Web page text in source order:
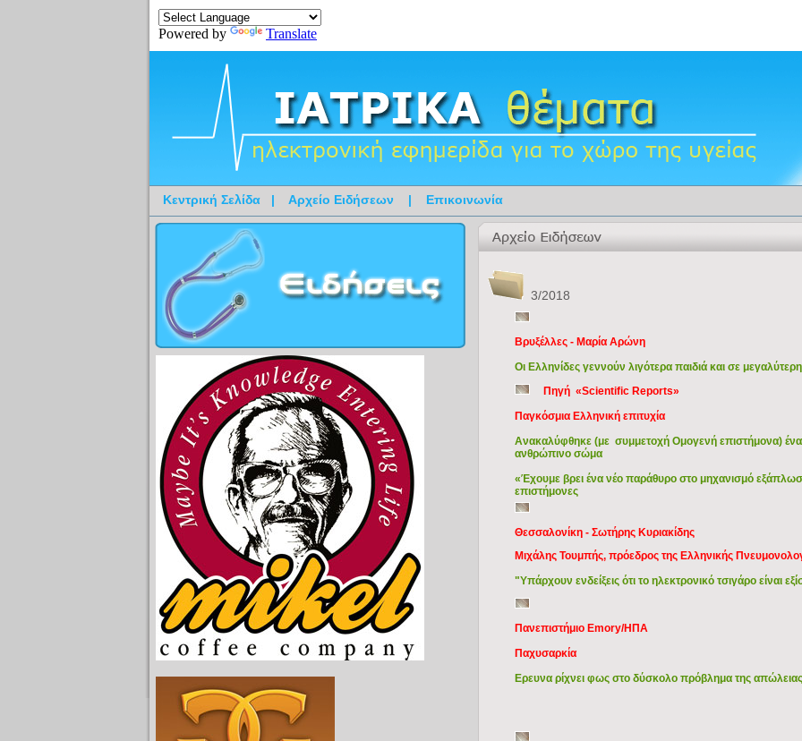
Powered by Translate
Κεντρική Σελίδα | Αρχείο Ειδήσεων | Επικοινωνία
3/2018
Βρυξέλλες - Μαρία Αρώνη
Οι Ελληνίδες γεννούν λιγότερα παιδιά και σε
Πηγή «Scientific Reports»
Παγκόσμια Eλληνική επιτυχία
Ανακαλύφθηκε (με συμμετοχή Ομογενή επιστήμονα)
ανθρώπινο σώμα
«Έχουμε βρει ένα νέο παράθυρο στο μηχανισμό
επιστήμονες
Θεσσαλονίκη - Σωτήρης Κυριακίδης
Mιχάλης Τουμπής, πρόεδρος της Ελληνικής
"Υπάρχουν ενδείξεις ότι το ηλεκτρονικό τσιγάρο είναι
Πανεπιστήμιο Emory/ΗΠΑ
Παχυσαρκία
Ερευνα ρίχνει φως στο δύσκολο πρόβλημα της